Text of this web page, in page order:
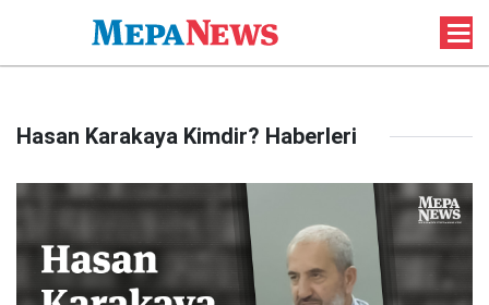
Hasan Karakaya Kimdir? Haberleri